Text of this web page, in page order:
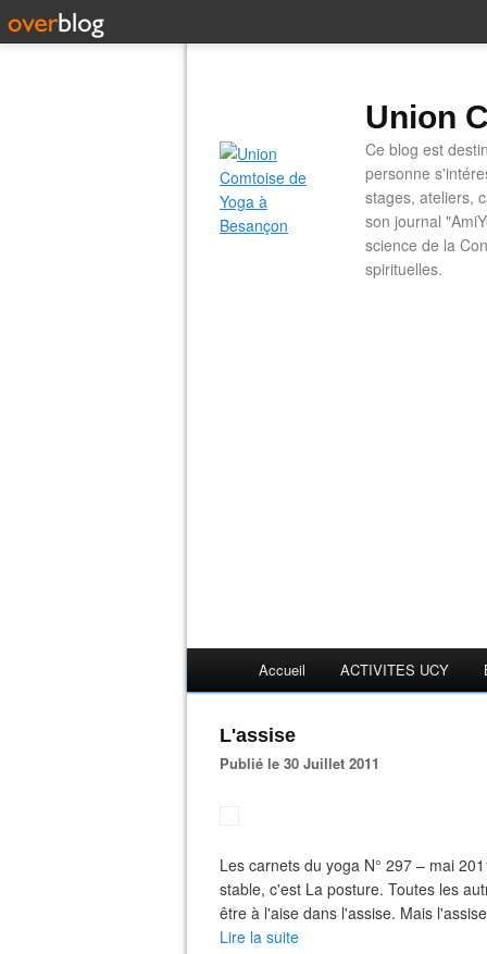
Union
Ce blog est
personne
stages, ateliers,
son journal
science de la
spirituelles.
Accueil ACTIVITES UCY
L'assise
Publié le 30 Juillet 2011
Les carnets du yoga N° 297 – mai
stable, c'est La posture. Toutes les
être à l'aise dans l'assise. Mais
Lire la suite